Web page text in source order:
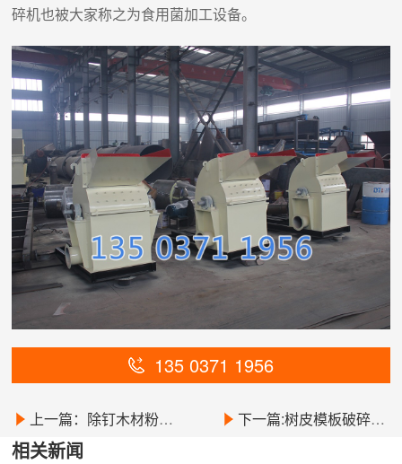
碎机也被大家称之为食用菌加工设备。
135 0371 1956
上一篇：除钉木材粉碎机-移动柴油机木材粉碎机 下一篇:树皮模板破碎机-强制进料木材粉碎机
相关新闻